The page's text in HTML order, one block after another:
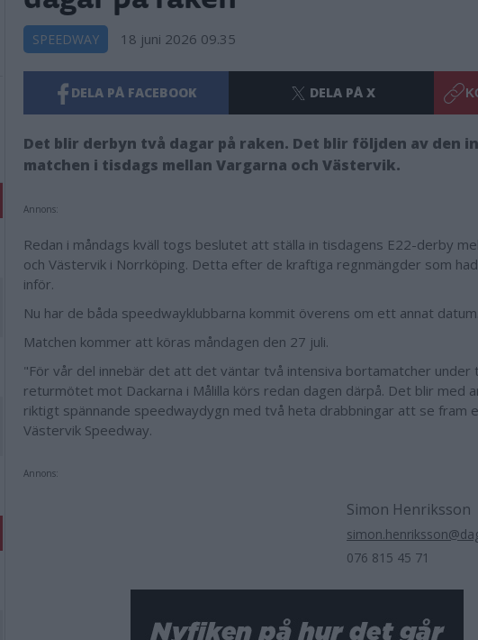
SPEEDWAY 18 juni 2026 09.35
DELA PÅ FACEBOOK DELA PÅ X
Det blir derbyn två dagar på raken. Det blir följden av den
matchen i tisdags mellan Vargarna och Västervik.
Annons:
Redan i måndags kväll togs beslutet att ställa in tisdagens E22-derby
och Västervik i Norrköping. Detta efter de kraftiga regnmängder som
inför.
Nu har de båda speedwayklubbarna kommit överens om ett annat datum.
Matchen kommer att köras måndagen den 27 juli.
"För vår del innebär det att det väntar två intensiva bortamatcher under
returmötet mot Dackarna i Målilla körs redan dagen därpå. Det blir med
riktigt spännande speedwaydygn med två heta drabbningar att se fram
Västervik Speedway.
Annons:
Simon Henriksson
076 815 45 71